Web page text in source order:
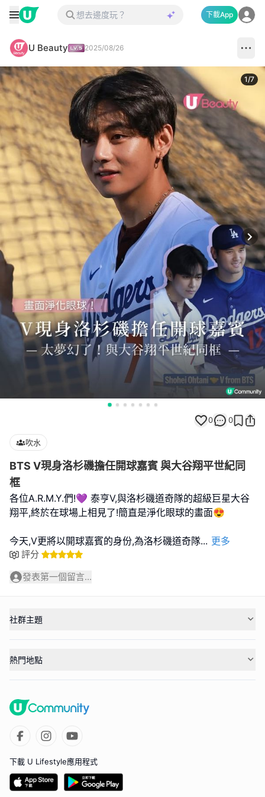
下載App
U Beauty 2025/08/26
1/7
0 0
吹水
BTS V現身洛杉磯擔任開球嘉賓 與大谷翔平世紀同
框
各位A.R.M.Y.們!💜 泰亨V,與洛杉磯道奇隊的超級巨星大谷
翔平,終於在球場上相見了!簡直是淨化眼球的畫面😍
今天,V更將以開球嘉賓的身份,為洛杉磯道奇隊... 更多
評分
發表第一個留言...
社群主題
熱門地點
下載 U Lifestyle應用程式